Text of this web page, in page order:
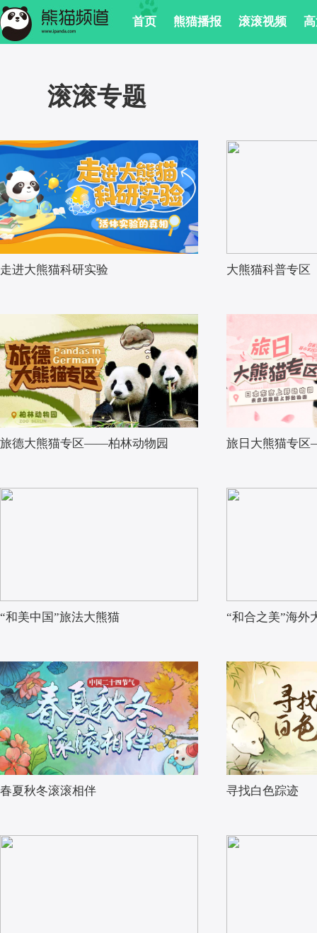
首页 熊猫播报 滚滚视频
滚滚专题
走进大熊猫科研实验 大熊猫科普专区
旅德大熊猫专区——柏林动物园 旅日大熊猫专
“和美中国”旅法大熊猫 “和合之美”海外
春夏秋冬滚滚相伴 寻找白色踪迹